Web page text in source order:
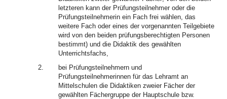
letzteren kann der Prüfungsteilnehmer oder die
Prüfungsteilnehmerin ein Fach frei wählen, das
weitere Fach oder eines der vorgenannten Teilgebiete
wird von den beiden prüfungsberechtigten Personen
bestimmt) und die Didaktik des gewählten
Unterrichtsfachs,
2.
bei Prüfungsteilnehmern und
Prüfungsteilnehmerinnen für das Lehramt an
Mittelschulen die Didaktiken zweier Fächer der
gewählten Fächergruppe der Hauptschule bzw.